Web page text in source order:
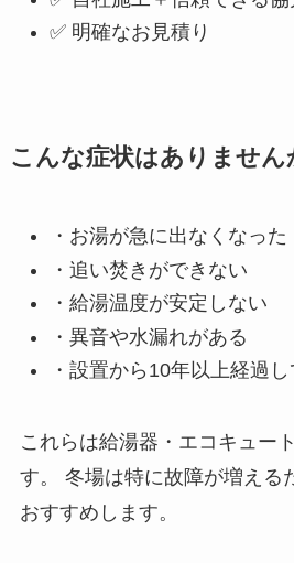
✅ 明確なお見積り
こんな症状はありません
・お湯が急に出なくなった
・追い焚きができない
・給湯温度が安定しない
・異音や水漏れがある
・設置から10年以上経過
これらは給湯器・エコキュー
す。 冬場は特に故障が増える
おすすめします。